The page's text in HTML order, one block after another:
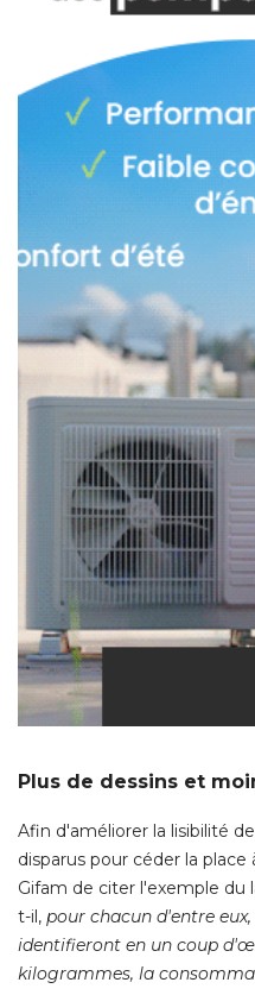
Plus de dessins et
Afin d'améliorer la lisibilité
disparus pour céder la
Gifam de citer l'exemple du
t-il, pour chacun d'entre
identifieront en un coup
kilogrammes, la